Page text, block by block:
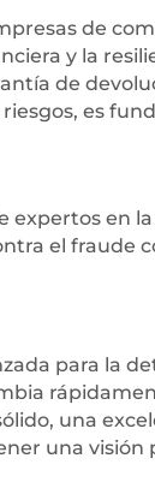
de
y la
de
es
expertos en
el fraude
para la
una
una visión